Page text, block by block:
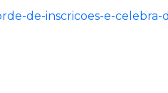
de-inscricoes-e-celebra-